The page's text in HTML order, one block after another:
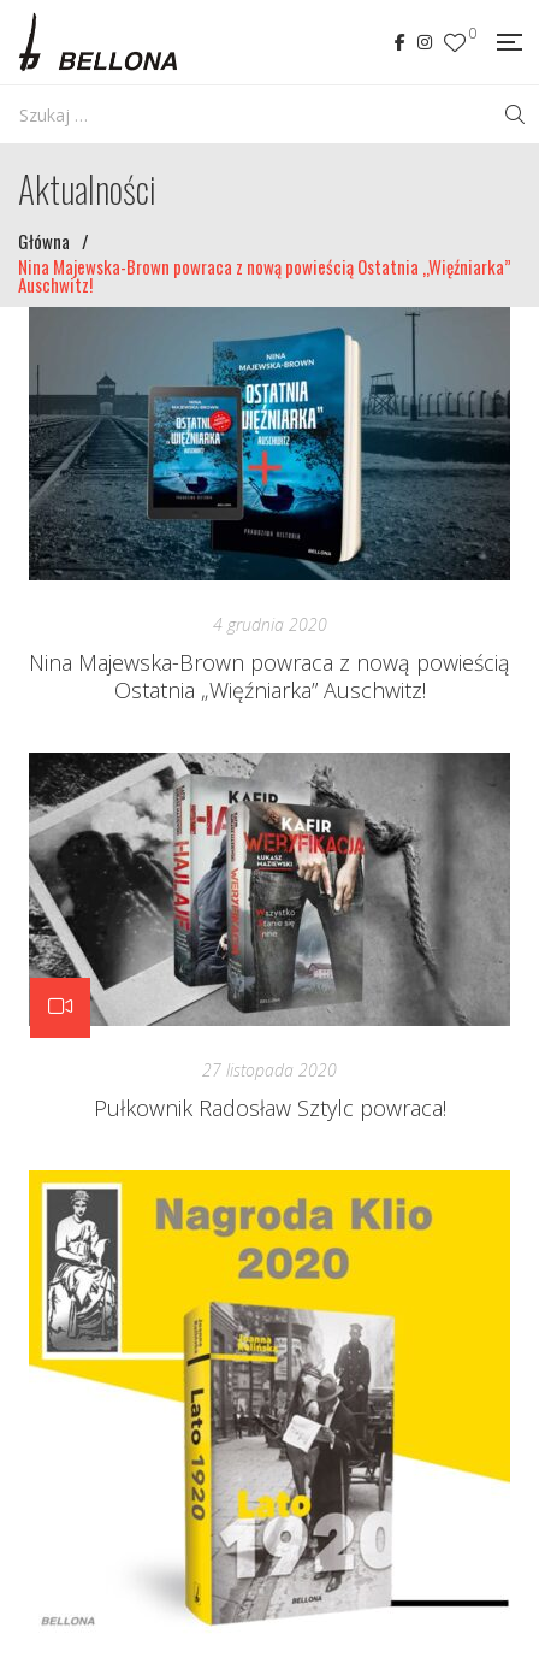
0
Aktualności
Główna /
Nina Majewska-Brown powraca z nową powieścią Ostatnia „Więźniarka”
Auschwitz!
4 grudnia 2020
Nina Majewska-Brown powraca z nową powieścią
Ostatnia „Więźniarka” Auschwitz!
27 listopada 2020
Pułkownik Radosław Sztylc powraca!